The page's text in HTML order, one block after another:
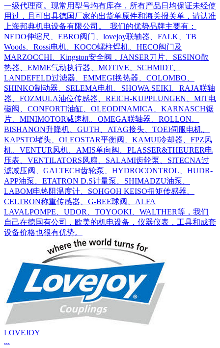
一级代理商。现常用型号均有库存，所有产品日均保证未经使
用过，且可出具德国厂家的出货单原件和海关报关单，请认准
上海邦典机电设备有限公司。 我们的优势品牌主要有：
NEDO伸缩尺、EBRO阀门、lovejoy联轴器、FALK、TB
Woods、Rossi电机、KOCO螺柱焊机、HECO阀门及
MARZOCCHI、Kingston安全阀，JANSER刀片、SESINO散
热器、EMME气动执行器、MOTIVE、SCHMIDT、
LANDEFELD过滤器、EMMEGI换热器、COLOMBO、
SHINKO制动器、SELEMA电机、SHOWA SEIKI、RAJA联轴
器、FOZMULA油位传感器、REICH-KUPPLUNGEN、MIT电
磁阀、CONFORTI油缸、OLEODINAMICA、KARNASCH锯
片、MINIMOTOR减速机、OMEGA联轴器、ROLLON、
BISHANON升降机、GUTH、ATAG接头、TOEI伺服电机、
KAPSTO堵头、OLEOSTAR平衡阀、KAMUI冷却器、FPZ风
机、VENTUR风机、AMIS单向阀、PLASSER&THEURER电
压表、VENTILATORS风扇、SALAMI齿轮泵、SITECNA过
滤减压阀、GALTECH齿轮泵、HYDROCONTROL、HUDR-
APP油泵、ETATRON D.S计量泵、SHIMADZU油泵、
LABOM电热阻温度计、SOHGOH KEISO扭矩传感器、
CELTRON称重传感器、G-BEE球阀、ALFA
LAVALPOMPE、UDOR、TOYOOKI、WALTHER等，我们
自己在德国有公司，欧美的机电设备，仪器仪表，工具和成套
设备价格也很有优势。
LOVEJOY
...